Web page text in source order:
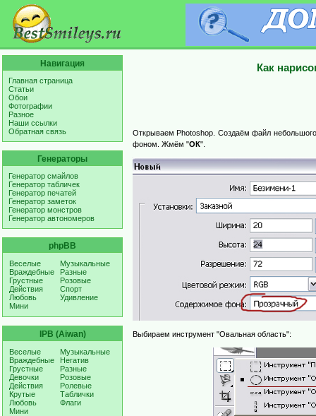
Навигация
Главная страница
Статьи
Обои
Фотографии
Разное
Наши ссылки
Обратная связь
Генераторы
Генератор смайлов
Генератор табличек
Генератор печатей
Генератор заметок
Генератор монстров
Генератор автономеров
phpBB
Веселые
Враждебные
Грустные
Действия
Любовь
Мини
Музыкальные
Разные
Розовые
Спорт
Удивление
IPB (Aiwan)
Веселые
Враждебные
Грустные
Девочки
Действия
Крутые
Любовь
Мини
Музыкальные
Негатив
Разные
Розовые
Ролевые
Таблички
Флаги
Как
Открываем Photoshop. Создаём файл
фоном. Жмём "ОК".
Выбираем инструмент "Овальная область":